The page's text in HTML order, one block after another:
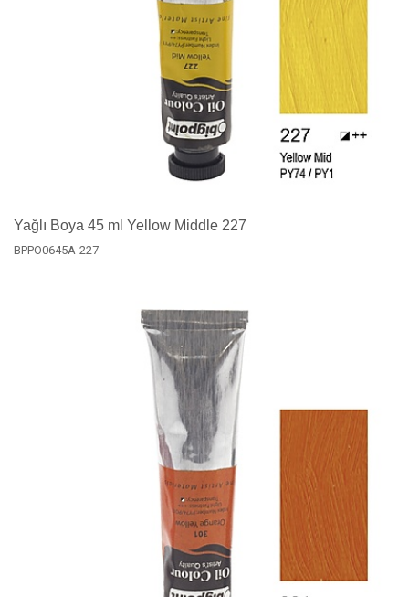
Yağlı Boya 45 ml Yellow Middle 227
BPPO0645A-227